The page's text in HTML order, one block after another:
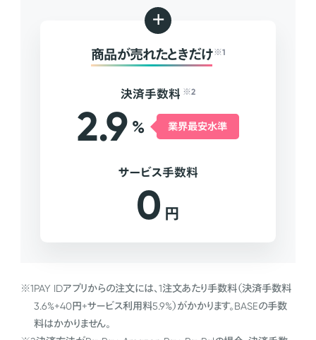
+
商品が売れたときだけ ※1
決済手数料 ※2
2.9 % 業界最安水準
サービス手数料
0 円
※1PAY IDアプリからの注文には、1注文あたり手数料（決済手数料
3.6%+40円+サービス利用料5.9%）がかかります。BASEの手数
料はかかりません。